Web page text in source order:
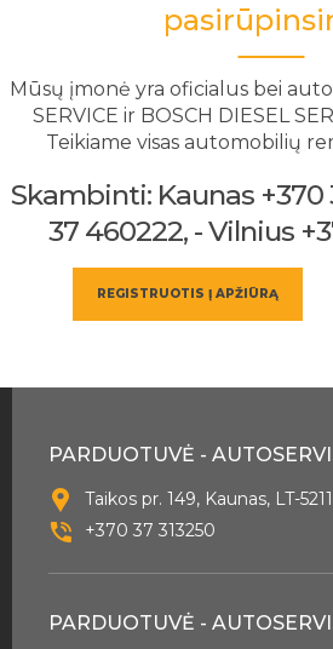
Mūsų įmonė yra oficialus bei
SERVICE ir BOSCH DIESEL
Teikiame visas automobilių
Skambinti: Kaunas +370
37 460222, - Vilnius
REGISTRUOTIS Į APŽIŪRĄ
PARDUOTUVĖ -
Taikos pr. 149, Kaunas, LT-
+370 37 313250
PARDUOTUVĖ -